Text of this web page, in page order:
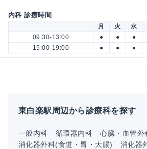
内科 診療時間
月 火 水
09:30-13:00
● ● ●
15:00-19:00
● ● ●
東白楽駅周辺から診療科を探す
一般内科 循環器内科 心臓・血管外
消化器外科(食道・胃・大腸)
消化器